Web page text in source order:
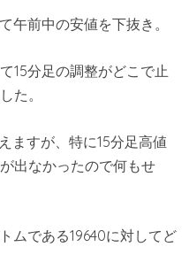
午前中の安値を下抜き。
15分足の調整がどこで止
た。
ますが、特に15分足高値
出なかったので何もせ
ムである19640に対してど